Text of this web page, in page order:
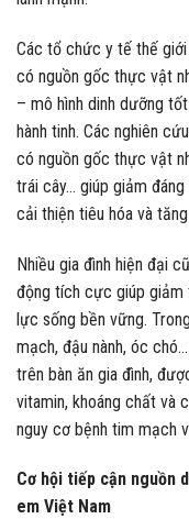
Các tổ chức y tế thế giới
có nguồn gốc thực vật
– mô hình dinh dưỡng
hành tinh. Các nghiên
có nguồn gốc thực vật
trái cây… giúp giảm
cải thiện tiêu hóa và
Nhiều gia đình hiện đại
động tích cực giúp giảm
lực sống bền vững.
mạch, đậu nành, óc
trên bàn ăn gia đình,
vitamin, khoáng chất và
nguy cơ bệnh tim mạch
Cơ hội tiếp cận nguồn
em Việt Nam